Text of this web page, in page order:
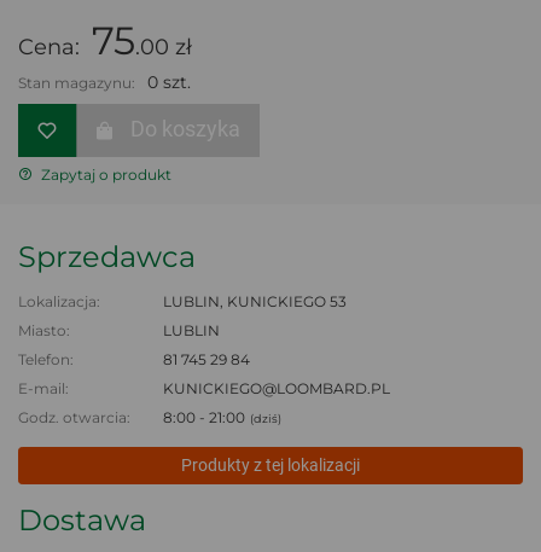
Cena: 75.00 zł
Stan magazynu: 0 szt.
Do koszyka
Zapytaj o produkt
Sprzedawca
Lokalizacja:
LUBLIN, KUNICKIEGO 53
Miasto:
LUBLIN
Telefon:
81 745 29 84
E-mail:
KUNICKIEGO@LOOMBARD.PL
Godz. otwarcia:
8:00 - 21:00 (dziś)
Produkty z tej lokalizacji
Dostawa